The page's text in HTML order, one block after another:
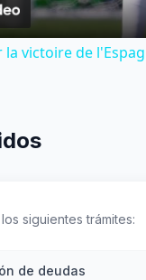
victoire de
siguientes trámites:
de deudas